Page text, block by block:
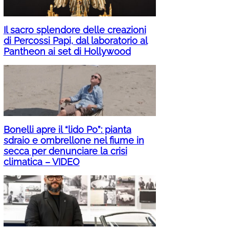
Il sacro splendore delle creazioni
di Percossi Papi, dal laboratorio al
Pantheon ai set di Hollywood
Bonelli apre il “lido Po”: pianta
sdraio e ombrellone nel fiume in
secca per denunciare la crisi
climatica – VIDEO